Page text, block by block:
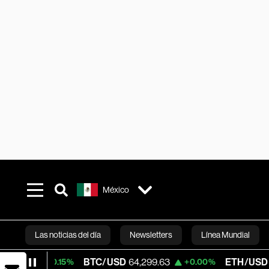
México
Las noticias del día Newsletters Línea Mundial
Bloomberg
BTC/USD 64,299.63 +0.00% ETH/USD 1,874.765 -